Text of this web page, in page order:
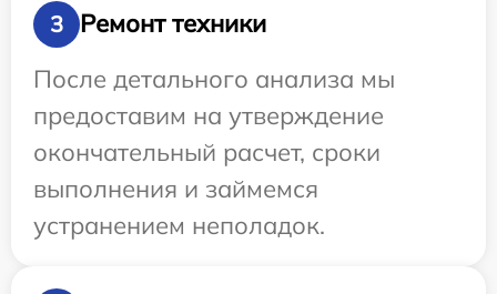
3
Ремонт техники
После детального анализа мы
предоставим на утверждение
окончательный расчет, сроки
выполнения и займемся
устранением неполадок.